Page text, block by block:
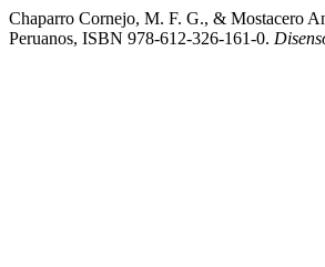
Chaparro Cornejo, M. F. G., & Mostacero
Peruanos, ISBN 978-612-326-161-0.